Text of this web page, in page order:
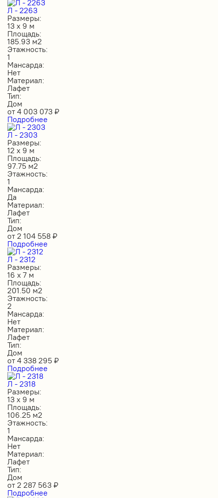
Л - 2263
Размеры:
13 х 9 м
Площадь:
185.93 м2
Этажность:
1
Мансарда:
Нет
Материал:
Лафет
Тип:
Дом
от 4 003 073 ₽
Подробнее
Л - 2303
Размеры:
12 х 9 м
Площадь:
97.75 м2
Этажность:
1
Мансарда:
Да
Материал:
Лафет
Тип:
Дом
от 2 104 558 ₽
Подробнее
Л - 2312
Размеры:
16 х 7 м
Площадь:
201.50 м2
Этажность:
2
Мансарда:
Нет
Материал:
Лафет
Тип:
Дом
от 4 338 295 ₽
Подробнее
Л - 2318
Размеры:
13 х 9 м
Площадь:
106.25 м2
Этажность:
1
Мансарда:
Нет
Материал:
Лафет
Тип:
Дом
от 2 287 563 ₽
Подробнее